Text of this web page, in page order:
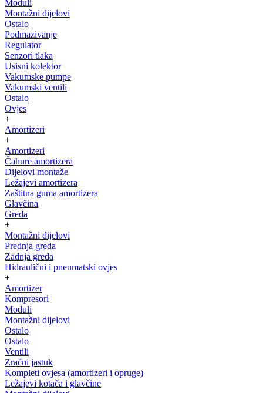
Moduli
Montažni dijelovi
Ostalo
Podmazivanje
Regulator
Senzori tlaka
Usisni kolektor
Vakumske pumpe
Vakumski ventili
Ostalo
Ovjes
+
Amortizeri
+
Amortizeri
Čahure amortizera
Dijelovi montaže
Ležajevi amortizera
Zaštitna guma amortizera
Glavčina
Greda
+
Montažni dijelovi
Prednja greda
Zadnja greda
Hidraulični i pneumatski ovjes
+
Amortizer
Kompresori
Moduli
Montažni dijelovi
Ostalo
Ostalo
Ventili
Zračni jastuk
Kompleti ovjesa (amortizeri i opruge)
Ležajevi kotača i glavčine